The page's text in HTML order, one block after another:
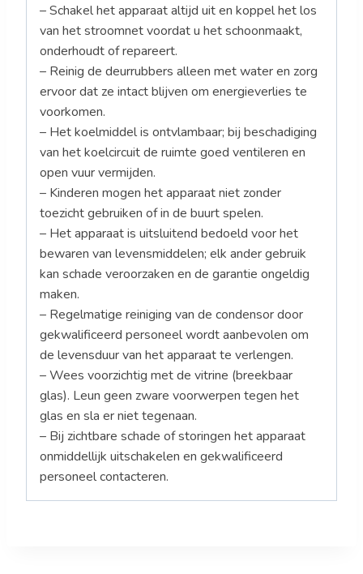
– Schakel het apparaat altijd uit en koppel het los
van het stroomnet voordat u het schoonmaakt,
onderhoudt of repareert.
– Reinig de deurrubbers alleen met water en zorg
ervoor dat ze intact blijven om energieverlies te
voorkomen.
– Het koelmiddel is ontvlambaar; bij beschadiging
van het koelcircuit de ruimte goed ventileren en
open vuur vermijden.
– Kinderen mogen het apparaat niet zonder
toezicht gebruiken of in de buurt spelen.
– Het apparaat is uitsluitend bedoeld voor het
bewaren van levensmiddelen; elk ander gebruik
kan schade veroorzaken en de garantie ongeldig
maken.
– Regelmatige reiniging van de condensor door
gekwalificeerd personeel wordt aanbevolen om
de levensduur van het apparaat te verlengen.
– Wees voorzichtig met de vitrine (breekbaar
glas). Leun geen zware voorwerpen tegen het
glas en sla er niet tegenaan.
– Bij zichtbare schade of storingen het apparaat
onmiddellijk uitschakelen en gekwalificeerd
personeel contacteren.